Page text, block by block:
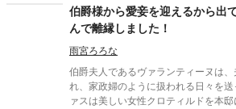
決意し、国を去ろうとする。 しかしその道中、レイアー嬢の実
家の襲撃に遭い、スノーは命を落と
に広域回復魔法で多くの命を救う。 これでスノーの、人生は終
わりのはずだった。 だが次に目を覚ますと、スノーは三年前の
結婚式当日に戻っていた。何度死んで
式の誓いの瞬間へと戻される。 番から逃れようと、スノーは何
度も死を選ぶが――。
伯爵様から愛妾を迎えるから出
んで離縁しました！
雨宮ろろな
伯爵夫人であるヴァランティーヌは
れ、家政婦のように扱われる日々を
ァスは美しい女性クロティルドを本